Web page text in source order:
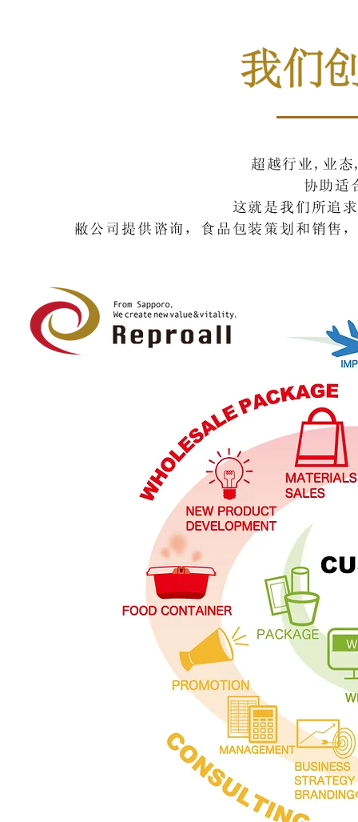
超越行业,业
协助适
这就是我们所追
敝公司提供谘询，食品包装策划和销售